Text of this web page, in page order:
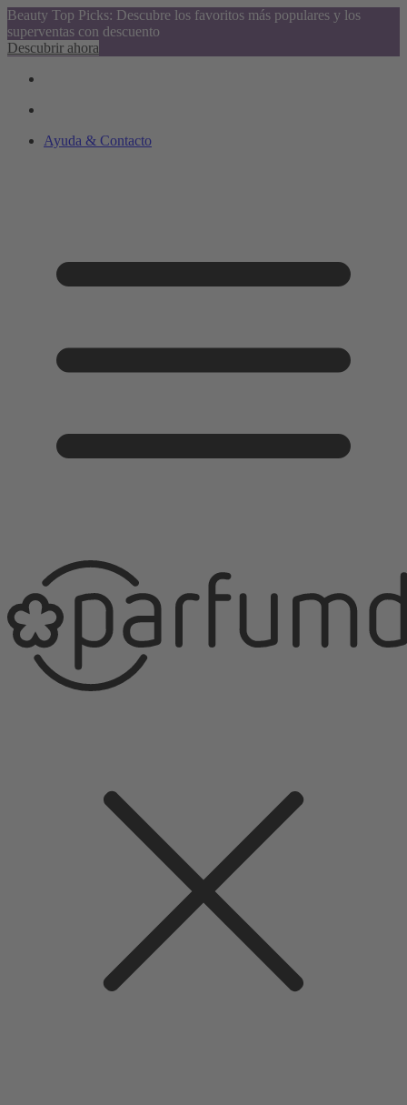
Beauty Top Picks: Descubre los favoritos más populares y los
superventas con descuento
Descubrir ahora
Ayuda & Contacto